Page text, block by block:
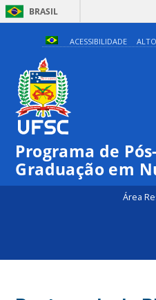
BRASIL
ACESSIBILIDADE
Programa de Pós-
Graduação em
Área